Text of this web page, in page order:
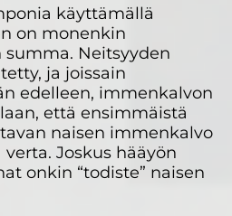
käyttämällä
on monenkin
Neitsyyden
ja joissain
edelleen, immenkalvon
että ensimmäistä
naisen immenkalvo
Joskus hääyön
onkin “todiste” naisen